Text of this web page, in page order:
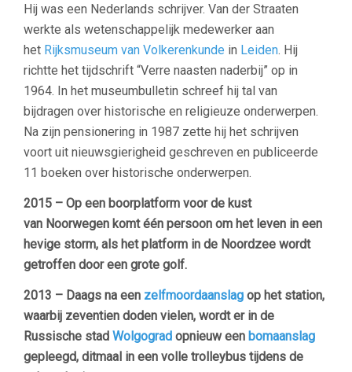
Hij was een Nederlands schrijver. Van der Straaten
werkte als wetenschappelijk medewerker aan
het Rijksmuseum van Volkerenkunde in Leiden. Hij
richtte het tijdschrift “Verre naasten naderbij” op in
1964. In het museumbulletin schreef hij tal van
bijdragen over historische en religieuze onderwerpen.
Na zijn pensionering in 1987 zette hij het schrijven
voort uit nieuwsgierigheid geschreven en publiceerde
11 boeken over historische onderwerpen.
2015 – Op een boorplatform voor de kust
van Noorwegen komt één persoon om het leven in een
hevige storm, als het platform in de Noordzee wordt
getroffen door een grote golf.
2013 – Daags na een zelfmoordaanslag op het station,
waarbij zeventien doden vielen, wordt er in de
Russische stad Wolgograd opnieuw een bomaanslag
gepleegd, ditmaal in een volle trolleybus tijdens de